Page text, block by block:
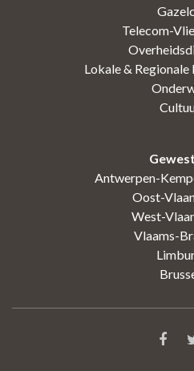
Telecom-
Lokale & Regionale
Antwerpen-
Oost-
West-
Vlaams-